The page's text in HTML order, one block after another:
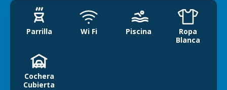
Parrilla Wi Fi Piscina
Ropa
Blanca
Cochera
Cubierta